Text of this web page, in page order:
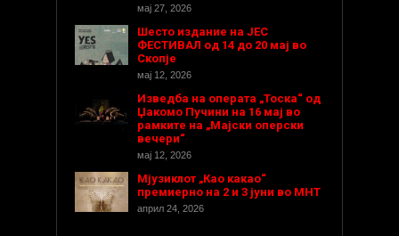
мај 27, 2026
Шесто издание на ЈЕС
ФЕСТИВАЛ од 14 до 20 мај во
Скопје
мај 12, 2026
Изведба на операта „Тоска“ од
Џакомо Пучини на 16 мај во
рамките на „Мајски оперски
вечери“
мај 12, 2026
Мјузиклот „Као какао“
премиерно на 2 и 3 јуни во МНТ
април 24, 2026